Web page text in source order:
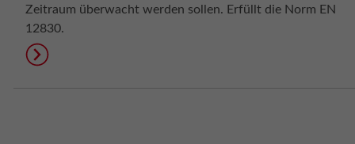
Zeitraum überwacht werden sollen. Erfüllt die Norm EN
12830.